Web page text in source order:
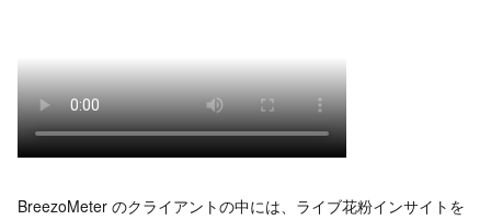
BreezoMeter のクライアントの中には、ライブ花粉インサイトを